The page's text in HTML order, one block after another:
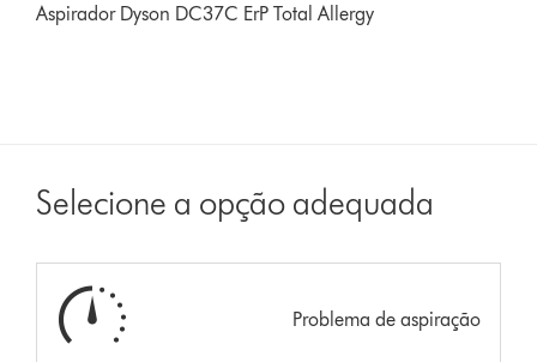
Aspirador Dyson DC37C ErP Total Allergy
Selecione a opção adequada
Problema de aspiração